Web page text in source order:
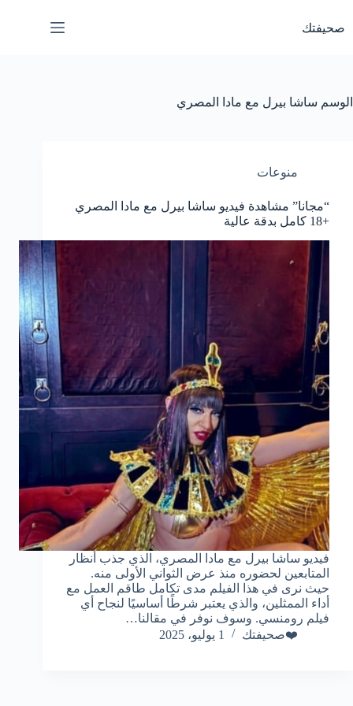
المحتوى
صحيفتك
الوسم ساشا بيرل مع مادا المصري
منوعات
“مجانا” مشاهدة فيديو ساشا بيرل مع مادا المصري
+18 كامل بدقة عالية
فيديو ساشا بيرل مع مادا المصري، الذي جذب أنظار
المتابعين لحضوره منذ عرض الثواني الأولى منه.
حيث نرى في هذا الفيلم مدى تكامل طاقم العمل مع
أداء الممثلين، والذي يعتبر شرطًا أساسيًا لنجاح أي
فيلم رومنسي. وسوف نوفر في مقالنا…
❤️صحيفتك
1 يوليو، 2025